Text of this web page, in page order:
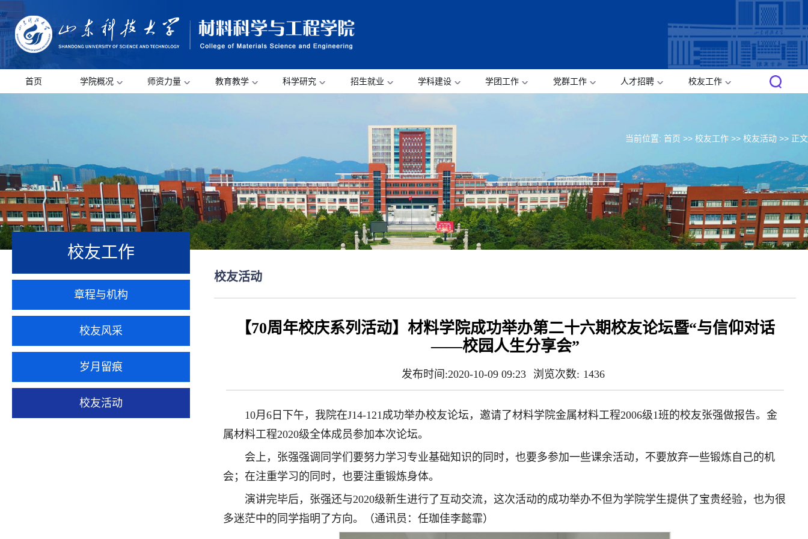
首页 学院概况 师资力量 教育教学 科学研究 招生就业 学科建设 学团工作 党群工作 人才招聘 校友工作
当前位置: 首页 >> 校友工作 >> 校友活动 >> 正文
校友工作
章程与机构
校友风采
岁月留痕
校友活动
校友活动
【70周年校庆系列活动】材料学院成功举办第二十六期校友论坛暨“与信仰对话
——校园人生分享会”
发布时间:2020-10-09 09:23 浏览次数: 1436
10月6日下午，我院在J14-121成功举办校友论坛，邀请了材料学院金属材料工程2006级1班的校友张强做报告。金
属材料工程2020级全体成员参加本次论坛。
会上，张强强调同学们要努力学习专业基础知识的同时，也要多参加一些课余活动，不要放弃一些锻炼自己的机
会；在注重学习的同时，也要注重锻炼身体。
演讲完毕后，张强还与2020级新生进行了互动交流，这次活动的成功举办不但为学院学生提供了宝贵经验，也为很
多迷茫中的同学指明了方向。（通讯员：任珈佳李懿霏）